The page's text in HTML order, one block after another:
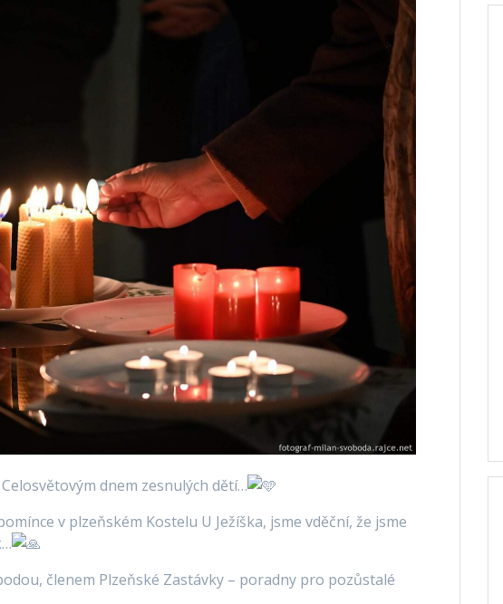
dnem zesnulých dětí…
v plzeňském Kostelu U Ježíška, jsme vděční, že jsme
členem Plzeňské Zastávky – poradny pro pozůstalé